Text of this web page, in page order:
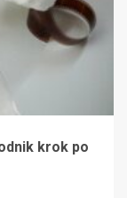
krok po